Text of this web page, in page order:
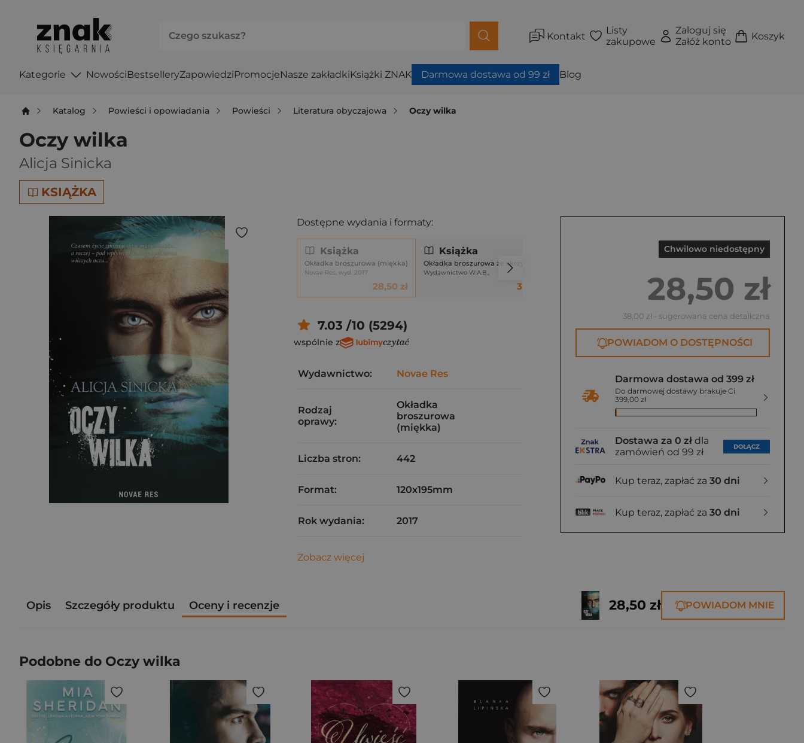
Kontakt
Listy
zakupowe
Zaloguj się
Załóż konto
Koszyk
Kategorie NowościBestselleryZapowiedziPromocjeNasze zakładkiKsiążki ZNAK Darmowa dostawa od 99 zł Blog
Katalog Powieści i opowiadania Powieści Literatura obyczajowa Oczy wilka
Oczy wilka
Alicja Sinicka
KSIĄŻKA
Chwilowo niedostępny
28,50 zł
38,00 zł - sugerowana cena detaliczna
POWIADOM O DOSTĘPNOŚCI
Darmowa dostawa od 399 zł
Do darmowej dostawy brakuje Ci
399,00 zł
Dostawa za 0 zł dla
zamówień od 99 zł
DOŁĄCZ
Kup teraz, zapłać za 30 dni
Kup teraz, zapłać za 30 dni
Dostępne wydania i formaty:
Książka
Okładka broszurowa (miękka)
Novae Res, wyd. 2017
28,50 zł
Książka
Okładka broszurowa ze skrzydełkami
Wydawnictwo W.A.B.,
38,50 zł
7.03 /10 (5294)
wspólnie z
Wydawnictwo: Novae Res
Rodzaj
oprawy:
Okładka
broszurowa
(miękka)
Liczba stron: 442
Format: 120x195mm
Rok wydania: 2017
Zobacz więcej
Opis Szczegóły produktu Oceny i recenzje 28,50 zł POWIADOM MNIE
Podobne do Oczy wilka